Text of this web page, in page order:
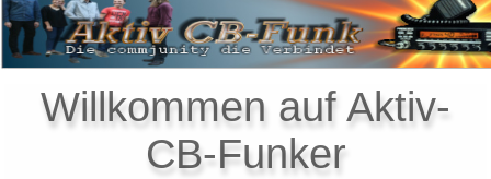
Willkommen auf Aktiv-
CB-Funker